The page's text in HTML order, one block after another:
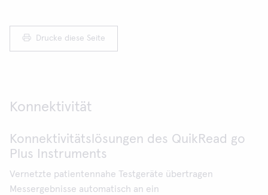
Drucke diese Seite
Konnektivität
Konnektivitätslösungen des QuikRead go
Plus Instruments
Vernetzte patientennahe Testgeräte übertragen
Messergebnisse automatisch an ein